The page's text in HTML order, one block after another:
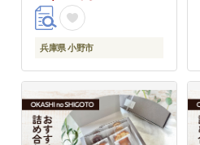
兵庫県 小野市